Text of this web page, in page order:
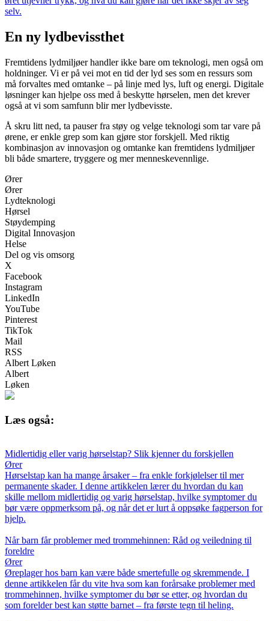
selv.
En ny lydbevissthet
Fremtidens lydmiljøer handler ikke bare om teknologi, men også om
holdninger. Vi er på vei mot en tid der lyd ses som en ressurs som
må forvaltes med omtanke – på linje med lys, luft og energi. Digitale
løsninger kan hjelpe oss med å beskytte hørselen, men det krever
også at vi som samfunn blir mer lydbevisste.
Å skru litt ned, ta pauser fra støy og velge teknologi som tar vare på
ørene, er enkle grep som kan gjøre stor forskjell. Med riktig
kombinasjon av innovasjon og omtanke kan fremtidens lydmiljøer
bli både smartere, tryggere og mer menneskevennlige.
Ører
Ører
Lydteknologi
Hørsel
Støydemping
Digital Innovasjon
Helse
Del og vis omsorg
X
Facebook
Instagram
LinkedIn
YouTube
Pinterest
TikTok
Mail
RSS
Albert Løken
Albert
Løken
Læs også:
Midlertidig eller varig hørselstap? Slik kjenner du forskjellen
Ører
Hørselstap kan ha mange årsaker – fra enkle forkjølelser til mer
permanente skader. I denne artikkelen lærer du hvordan du kan
skille mellom midlertidig og varig hørselstap, hvilke symptomer du
bør være oppmerksom på, og når det er lurt å oppsøke fagperson for
hjelp.
Når barn får problemer med trommehinnen: Råd og veiledning til
foreldre
Ører
Øreplager hos barn kan være både smertefulle og skremmende. I
denne artikkelen får du vite hva som kan forårsake problemer med
trommehinnen, hvilke symptomer du bør se etter, og hvordan du
som forelder best kan støtte barnet – fra første tegn til heling.